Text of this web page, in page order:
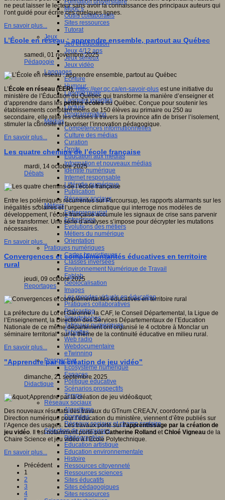
Formation universitaire
Mooc’s
Outils collaboratifs
Sites ressources
Tutorat
Jeux
Jeu et éducation
Jeux 4/12 ans
Jeux sérieux
Jeux vidéo
Langages
Ecriture
Humour
Langue orale
Langues vivantes
Lecture
Programmation
Médias
Compétences informationnelles
Culture des médias
Curation
Droits
Education aux médias
Information et nouveaux médias
Identité numérique
Internet responsable
Littératie numérique
Publication
Réseaux sociaux
Métiers
Entrepreneuriat
Entreprises
Evolutions des métiers
Métiers du numérique
Orientation
Pratiques numériques
Cartes heuristiques
Classes inversées
Environnement Numérique de Travail
Fablab
Géolocalisation
Images
Les mondes virtuels en éducation
Pratiques collaboratives
Podcasting
Smartphones
Tableaux numériques
Tablettes
Web radio
Webdocumentaire
eTwinning
Prospective
Ecosystème numérique
Espaces
Politique éducative
Scénarios prospectifs
Temps
Réseaux sociaux
Algorithme
Données
Réseaux sociaux et champ scolaire
Sélection de ressources
Bibliographies
Education artistique
Education environnementale
Histoire
Ressources citoyenneté
Ressources sciences
Sites éducatifs
Sites pédagogiques
Sites ressources
ne peut laisser le lecteur sans avoir la connaissance des principaux auteurs qui
l’ont guidé pour écrire ces quelques lignes.
En savoir plus...
L’École en réseau : apprendre ensemble, partout au Québec
samedi, 01 novembre 2025
Pédagogie
L’ École en réseau (ÉER),https://eer.qc.ca/en-savoir-plus est une initiative du
ministère de l’Éducation du Québec qui transforme la manière d’enseigner et
d’apprendre dans les petites écolesdu Québec. Conçue pour soutenir les
établissements comptant moins de 150 élèves au primaire ou 250 au
secondaire, elle relie les classes à travers la province afin de briser l’isolement,
stimuler la curiosité et favoriser l’innovation pédagogique.
En savoir plus...
Les quatre chemins de l’école française
mardi, 14 octobre 2025
Débats
Entre les polémiques récurrentes sur Parcoursup, les rapports alarmants sur les
inégalités scolaires et l’urgence climatique qui interroge nos modèles de
développement, l’école française accumule les signaux de crise sans parvenir
à se transformer. Une série d’analyses s’impose pour décrypter les mutations
nécessaires.
En savoir plus...
Convergences et complémentarités éducatives en territoire
rural
jeudi, 09 octobre 2025
Reportages
La préfecture du Lot et Garonne, la CAF, le Conseil Départemental, la Ligue de
l’Enseignement, la Direction des Services Départementaux de l’Education
Nationale de ce même département ont organisé le 4 octobre à Monclar un
séminaire territorial* sur le thème de la continuité éducative en milieu rural.
En savoir plus...
"Apprendre par la création de jeu vidéo"
dimanche, 21 septembre 2025
Didactique
Des nouveaux résultats des travaux du GTnum CREAJV, coordonné par la
Direction numérique pour l’éducation du ministère, viennent d’être publiés sur
l’Agence des usages. Les travaux porte surl’apprentissage par la création de
jeu vidéo . Il est notamment porté parCatherine Rolland et Chloé Vigneau de la
Chaire Science et jeu vidéo à l’Ecole Polytechnique.
En savoir plus...
Précédent
1
2
3
4